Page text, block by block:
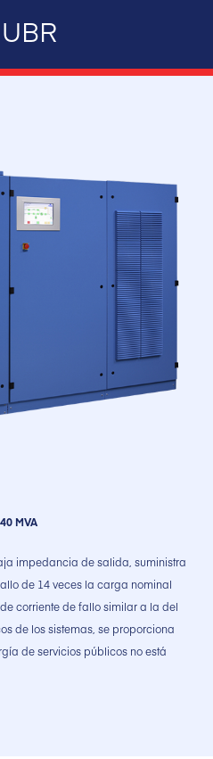
MVA
impedancia de salida, suministra
de 14 veces la carga nominal
corriente de fallo similar a la del
de los sistemas, se proporciona
de servicios públicos no está